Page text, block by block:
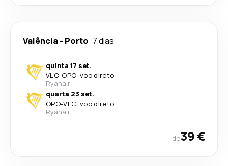
Valência- Porto 7 dias
quinta 17 set.
VLC-OPO· voo direto
Ryanair
quarta 23 set.
OPO-VLC· voo direto
Ryanair
de39 €